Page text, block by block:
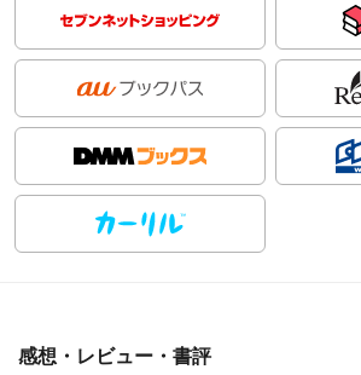
感想・レビュー・書評